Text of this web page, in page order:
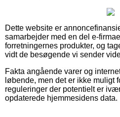
Dette website er
samarbejder med en del e-
forretningernes produkter, og
vidt de besøgende vi sender
Fakta angående varer og
løbende, men det er ikke muligt
reguleringer der potentielt er
opdaterede hjemmesidens data.